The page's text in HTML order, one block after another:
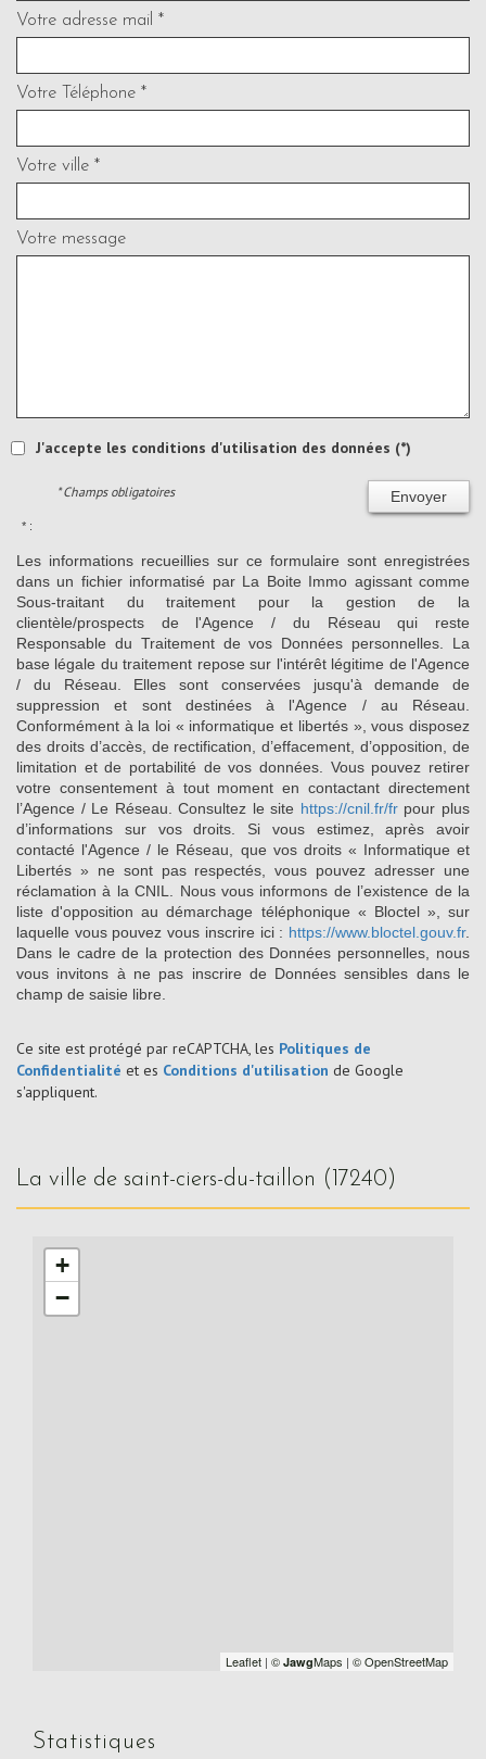
Votre adresse mail *
Votre Téléphone *
Votre ville *
Votre message
J'accepte les conditions d'utilisation des données (*)
Envoyer
* Champs obligatoires
* :
Les informations recueillies sur ce formulaire sont enregistrées
dans un fichier informatisé par La Boite Immo agissant comme
Sous-traitant du traitement pour la gestion de la
clientèle/prospects de l'Agence / du Réseau qui reste
Responsable du Traitement de vos Données personnelles. La
base légale du traitement repose sur l'intérêt légitime de l'Agence
/ du Réseau. Elles sont conservées jusqu'à demande de
suppression et sont destinées à l'Agence / au Réseau.
Conformément à la loi « informatique et libertés », vous disposez
des droits d’accès, de rectification, d’effacement, d’opposition, de
limitation et de portabilité de vos données. Vous pouvez retirer
votre consentement à tout moment en contactant directement
l’Agence / Le Réseau. Consultez le site https://cnil.fr/frpour plus
d’informations sur vos droits. Si vous estimez, après avoir
contacté l'Agence / le Réseau, que vos droits « Informatique et
Libertés » ne sont pas respectés, vous pouvez adresser une
réclamation à la CNIL. Nous vous informons de l’existence de la
liste d'opposition au démarchage téléphonique « Bloctel », sur
laquelle vous pouvez vous inscrire ici : https://www.bloctel.gouv.fr.
Dans le cadre de la protection des Données personnelles, nous
vous invitons à ne pas inscrire de Données sensibles dans le
champ de saisie libre.
Ce site est protégé par reCAPTCHA, les Politiques de
Confidentialité et es Conditions d'utilisation de Google
s'appliquent.
la ville de saint-ciers-du-taillon (17240)
+
−
Leaflet | © JawgMaps | © OpenStreetMap
Statistiques